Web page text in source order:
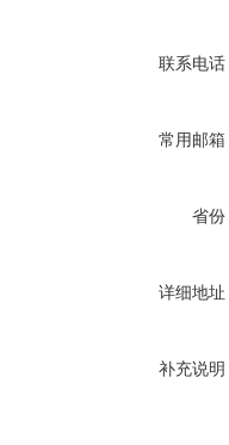
联系电话
常用邮箱
省份
详细地址
补充说明